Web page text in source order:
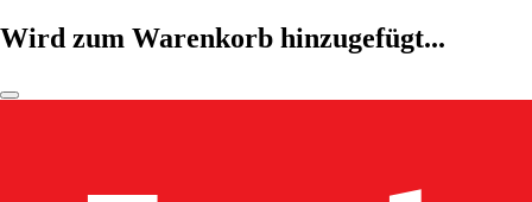
Wird zum Warenkorb hinzugefügt...